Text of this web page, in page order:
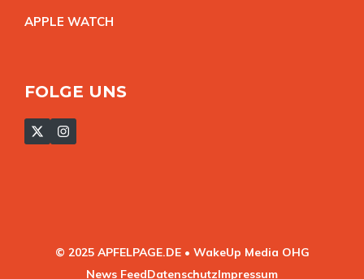
APPLE WATCH
FOLGE UNS
© 2025 APFELPAGE.DE • WakeUp Media OHG
News FeedDatenschutzImpressum